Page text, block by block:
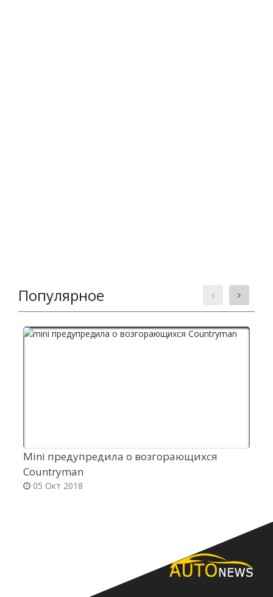
Популярное
Mini предупредила о возгорающихся
Countryman
05 Окт 2018